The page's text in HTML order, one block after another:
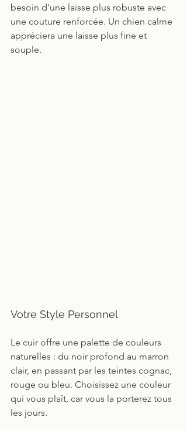
besoin d'une laisse plus robuste avec
une couture renforcée. Un chien calme
appréciera une laisse plus fine et
souple.
Votre Style Personnel
Le cuir offre une palette de couleurs
naturelles : du noir profond au marron
clair, en passant par les teintes cognac,
rouge ou bleu. Choisissez une couleur
qui vous plaît, car vous la porterez tous
les jours.